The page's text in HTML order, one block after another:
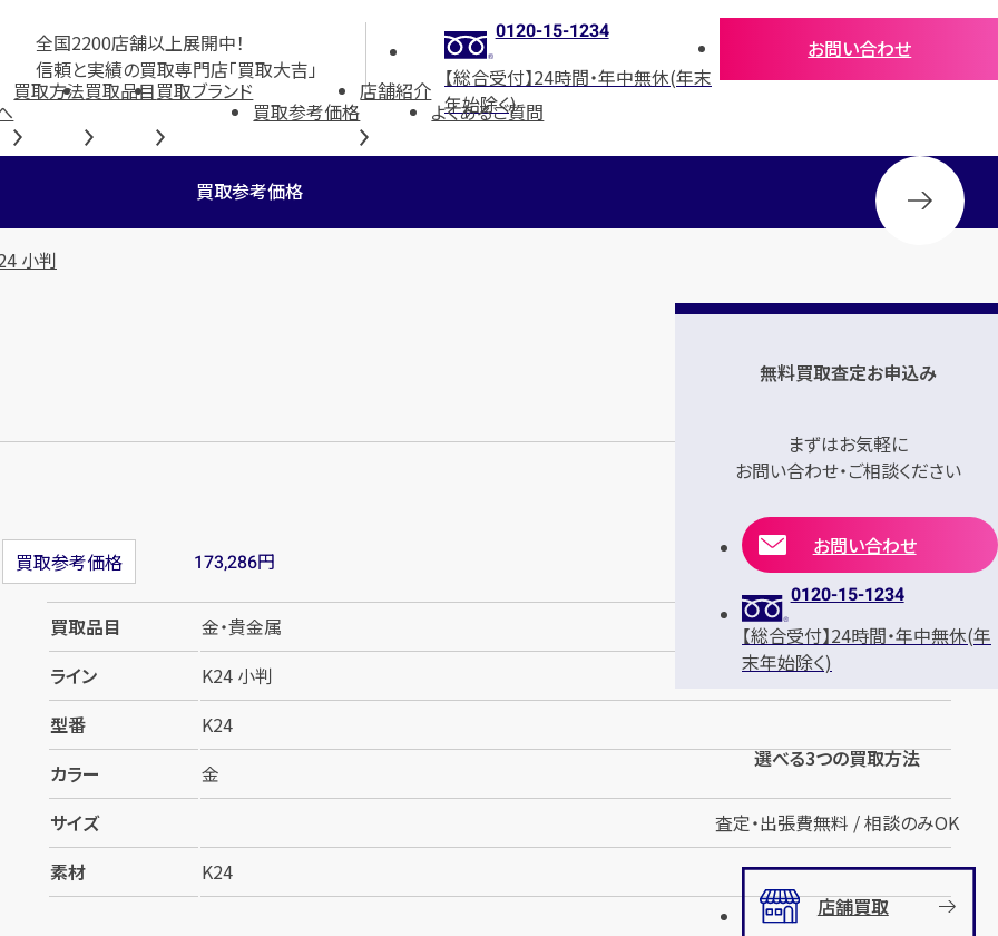
全国2200店舗以上展開中！
信頼と実績の買取専門店「買取大吉」
0120-15-1234
【総合受付】24時間・年中無休(年末
年始除く)
お問い合わせ
買取方法買取品目買取ブランド
買取参考価格
店舗紹介
よくあるご質問
買取参考価格
小判
買取参考価格 173,286円
買取品目
金・貴金属
ライン
K24 小判
型番
K24
カラー
金
サイズ
素材
K24
無料買取査定お申込み
まずはお気軽に
お問い合わせ・ご相談ください
お問い合わせ
0120-15-1234
【総合受付】24時間・年中無休(年
末年始除く)
選べる3つの買取方法
査定・出張費無料 / 相談のみOK
店舗買取